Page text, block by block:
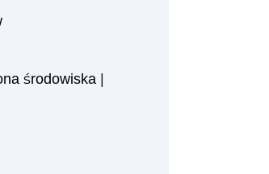
środowiska|